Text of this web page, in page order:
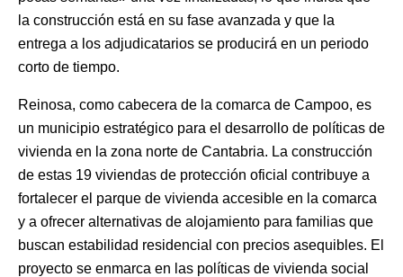
la construcción está en su fase avanzada y que la
entrega a los adjudicatarios se producirá en un periodo
corto de tiempo.
Reinosa, como cabecera de la comarca de Campoo, es
un municipio estratégico para el desarrollo de políticas de
vivienda en la zona norte de Cantabria. La construcción
de estas 19 viviendas de protección oficial contribuye a
fortalecer el parque de vivienda accesible en la comarca
y a ofrecer alternativas de alojamiento para familias que
buscan estabilidad residencial con precios asequibles. El
proyecto se enmarca en las políticas de vivienda social